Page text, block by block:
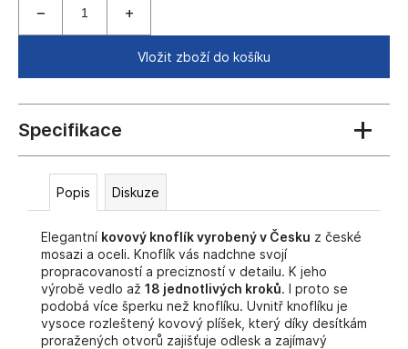
Vložit zboží do košíku
Popis Diskuze
Elegantní kovový knoflík vyrobený v Česku z české
mosazi a oceli. Knoflík vás nadchne svojí
propracovaností a precizností v detailu. K jeho
výrobě vedlo až 18 jednotlivých kroků. I proto se
podobá více šperku než knoflíku. Uvnitř knoflíku je
vysoce rozleštený kovový plíšek, který díky desítkám
proražených otvorů zajišťuje odlesk a zajímavý
m
e